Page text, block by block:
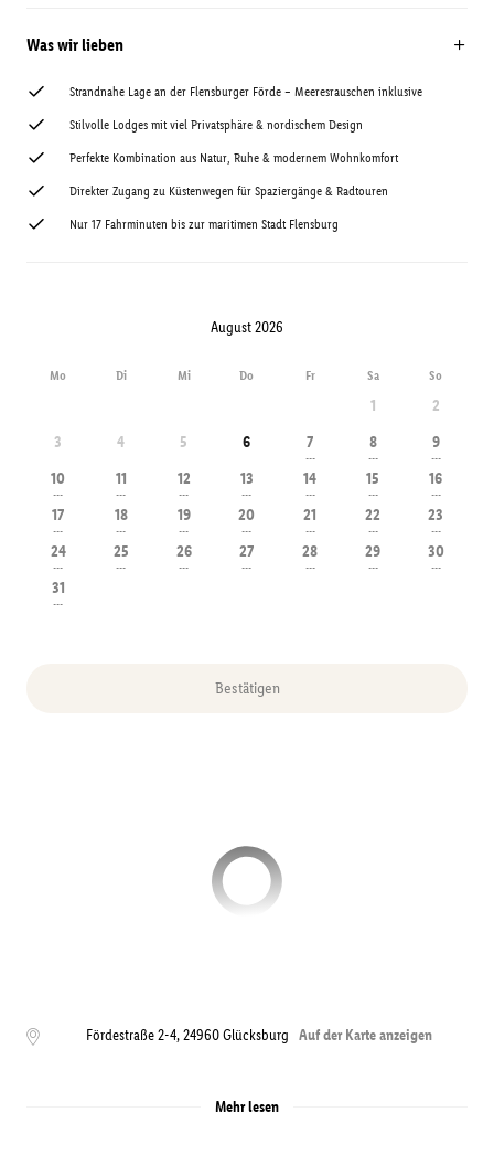
Was wir lieben
Strandnahe Lage an der Flensburger Förde – Meeresrauschen inklusive
Stilvolle Lodges mit viel Privatsphäre & nordischem Design
Perfekte Kombination aus Natur, Ruhe & modernem Wohnkomfort
Direkter Zugang zu Küstenwegen für Spaziergänge & Radtouren
Nur 17 Fahrminuten bis zur maritimen Stadt Flensburg
August 2026
Mo Di Mi Do Fr Sa So
1
2
3
4 5 6 7
---
8
---
9
---
10
---
11
---
12
---
13
---
14
---
15
---
16
---
17
---
18
---
19
---
20
---
21
---
22
---
23
---
24
---
25
---
26
---
27
---
28
---
29
---
30
---
31
---
Bestätigen
Fördestraße 2-4,24960 Glücksburg Auf der Karte anzeigen
Mehr lesen